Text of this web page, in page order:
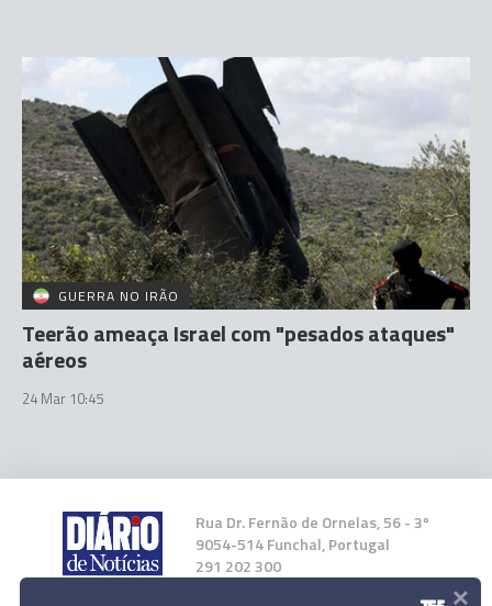
GUERRA NO IRÃO
Teerão ameaça Israel com "pesados ataques"
aéreos
24 Mar 10:45
Rua Dr. Fernão de Ornelas, 56 - 3º
9054-514 Funchal, Portugal
291 202 300
×